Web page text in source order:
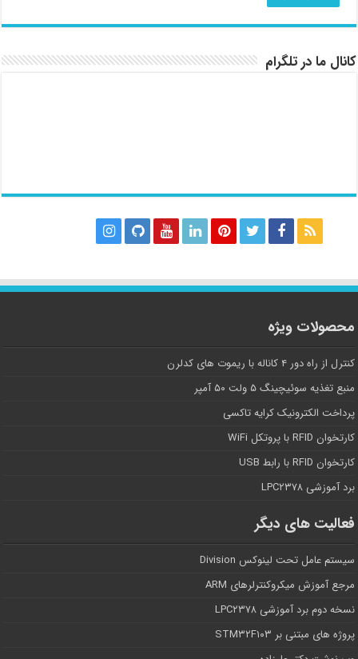
کانال ما در تلگرام
محصولات ویژه
کنترل از راه دور ۴ کاناله با ریموت های کدلرن
منبع تغذیه سوئیچینگ ۵ ولت ۵۰ آمپر
پرداخت الکترونیک کرایه تاکسی
کارتخوان RFID با پروتکل WiFi
کارتخوان RFID با رابط USB
برد آموزشی LPC۲۳۷۸
فعالیت های دیگر
سیستم عامل تحت لینوکس Division
مرجع آموزش میکروکنترلرهای ARM
نسخه دوم برد آموزشی LPC۲۳۷۸
پروژه های مبتنی بر STM۳۲F۱۰۳